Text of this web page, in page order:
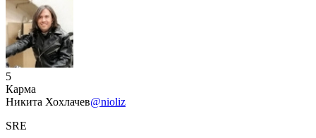
5
Карма
Никита Хохлачев@nioliz
SRE